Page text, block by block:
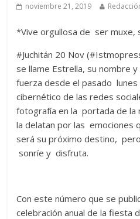
noviembre 21, 2019
*Vive orgullosa de ser muxe,
#Juchitán 20 Nov
se llame Estrella, su nombre
fuerza desde el pasado
cibernético de las redes
fotografía en la portada de la
la delatan por las emociones
será su próximo destino,
sonríe y disfruta.
Con este número que se
celebración anual de la fiesta